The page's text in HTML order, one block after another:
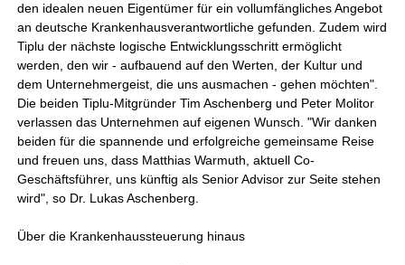
den idealen neuen Eigentümer für ein vollumfängliches Angebot
an deutsche Krankenhausverantwortliche gefunden. Zudem wird
Tiplu der nächste logische Entwicklungsschritt ermöglicht
werden, den wir - aufbauend auf den Werten, der Kultur und
dem Unternehmergeist, die uns ausmachen - gehen möchten".
Die beiden Tiplu-Mitgründer Tim Aschenberg und Peter Molitor
verlassen das Unternehmen auf eigenen Wunsch. "Wir danken
beiden für die spannende und erfolgreiche gemeinsame Reise
und freuen uns, dass Matthias Warmuth, aktuell Co-
Geschäftsführer, uns künftig als Senior Advisor zur Seite stehen
wird", so Dr. Lukas Aschenberg.
Über die Krankenhaussteuerung hinaus